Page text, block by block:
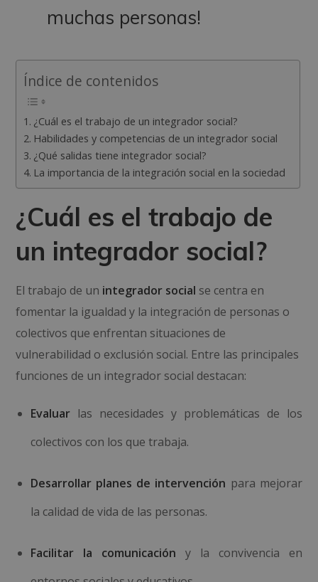
muchas personas!
Índice de contenidos
¿Cuál es el trabajo de un integrador social?
Habilidades y competencias de un integrador social
¿Qué salidas tiene integrador social?
La importancia de la integración social en la sociedad
¿Cuál es el trabajo de
un integrador social?
El trabajo de un integrador social se centra en
fomentar la igualdad y la integración de personas o
colectivos que enfrentan situaciones de
vulnerabilidad o exclusión social. Entre las principales
funciones de un integrador social destacan:
Evaluar las necesidades y problemáticas de los
colectivos con los que trabaja.
Desarrollar planes de intervención para mejorar
la calidad de vida de las personas.
Facilitar la comunicación y la convivencia en